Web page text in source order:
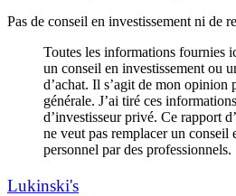
Pas de conseil en investissement ni de
Toutes les informations fournies
un conseil en investissement ou
d’achat. Il s’agit de mon opinion
générale. J’ai tiré ces
d’investisseur privé. Ce rapport
ne veut pas remplacer un conseil
personnel par des professionnels.
Lukinski's